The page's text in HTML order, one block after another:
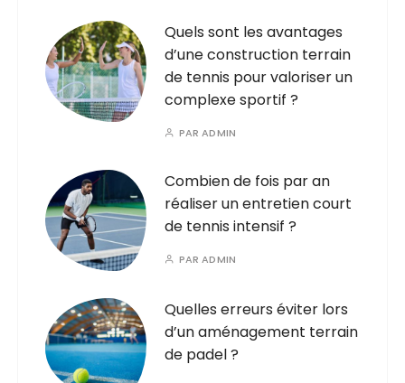
Quels sont les avantages
d’une construction terrain
de tennis pour valoriser un
complexe sportif ?
PARADMIN
Combien de fois par an
réaliser un entretien court
de tennis intensif ?
PARADMIN
Quelles erreurs éviter lors
d’un aménagement terrain
de padel ?